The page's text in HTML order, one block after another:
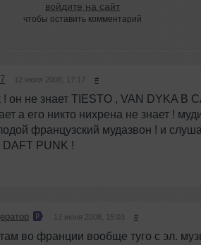
войдите на сайт
чтобы оставить комментарий
12 июня 2008, 17:17 #
! он не знает TIESTO , VAN DYKA B
а его никто нихрена не знает !
французский мудазвон ! и
PUNK !
13 июня 2008, 15:03 #
во франции вообще туго с эл.